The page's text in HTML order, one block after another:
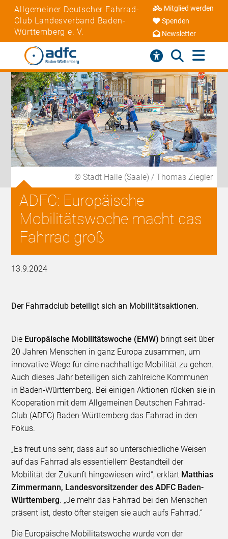
Allgemeiner Deutscher Fahrrad-
Club Landesverband Baden-
Württemberg e. V.
Mitglied werden
Spenden
Newsletter
© Stadt Halle (Saale) / Thomas Ziegler
ADFC: Europäische
Mobilitätswoche macht das
Fahrrad groß
13.9.2024
Der Fahrradclub beteiligt sich an Mobilitätsaktionen.
Die Europäische Mobilitätswoche (EMW) bringt seit über
20 Jahren Menschen in ganz Europa zusammen, um
innovative Wege für eine nachhaltige Mobilität zu gehen.
Auch dieses Jahr beteiligen sich zahlreiche Kommunen
in Baden-Württemberg. Bei einigen Aktionen rücken sie in
Kooperation mit dem Allgemeinen Deutschen Fahrrad-
Club (ADFC) Baden-Württemberg das Fahrrad in den
Fokus.
„Es freut uns sehr, dass auf so unterschiedliche Weisen
auf das Fahrrad als essentiellem Bestandteil der
Mobilität der Zukunft hingewiesen wird“, erklärt Matthias
Zimmermann, Landesvorsitzender des ADFC Baden-
Württemberg. „Je mehr das Fahrrad bei den Menschen
präsent ist, desto öfter steigen sie auch aufs Fahrrad.“
Die Europäische Mobilitätswoche wurde von der